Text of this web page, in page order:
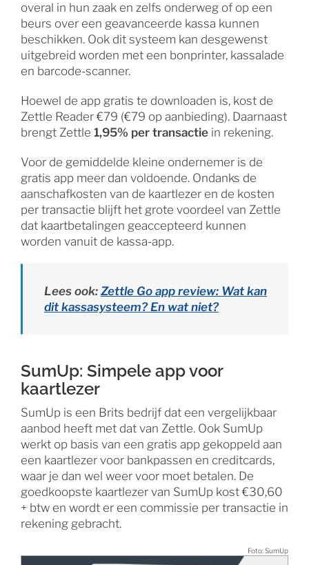
overal in hun zaak en zelfs onderweg of op een
beurs over een geavanceerde kassa kunnen
beschikken. Ook dit systeem kan desgewenst
uitgebreid worden met een bonprinter, kassalade
en barcode-scanner.
Hoewel de app gratis te downloaden is, kost de
Zettle Reader €79 (€79 op aanbieding). Daarnaast
brengt Zettle 1,95% per transactiein rekening.
Voor de gemiddelde kleine ondernemer is de
gratis app meer dan voldoende. Ondanks de
aanschafkosten van de kaartlezer en de kosten
per transactie blijft het grote voordeel van Zettle
dat kaartbetalingen geaccepteerd kunnen
worden vanuit de kassa-app.
Lees ook: Zettle Go app review: Wat kan
dit kassasysteem? En wat niet?
SumUp: Simpele app voor
kaartlezer
SumUp is een Brits bedrijf dat een vergelijkbaar
aanbod heeft met dat van Zettle. Ook SumUp
werkt op basis van een gratis app gekoppeld aan
een kaartlezer voor bankpassen en creditcards,
waar je dan wel weer voor moet betalen. De
goedkoopste kaartlezer van SumUp kost €30,60
+ btw en wordt er een commissie per transactie in
rekening gebracht.
Foto: SumUp